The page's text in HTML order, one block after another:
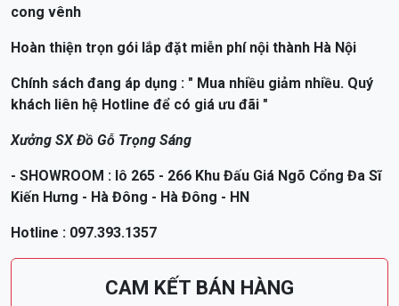
cong vênh
Hoàn thiện trọn gói lắp đặt miễn phí nội thành Hà Nội
Chính sách đang áp dụng : " Mua nhiều giảm nhiều. Quý
khách liên hệ Hotline để có giá ưu đãi "
Xưởng SX Đồ Gỗ Trọng Sáng
- SHOWROOM : lô 265 - 266 Khu Đấu Giá Ngõ Cổng Đa Sĩ
Kiến Hưng - Hà Đông - Hà Đông - HN
Hotline : 097.393.1357
CAM KẾT BÁN HÀNG